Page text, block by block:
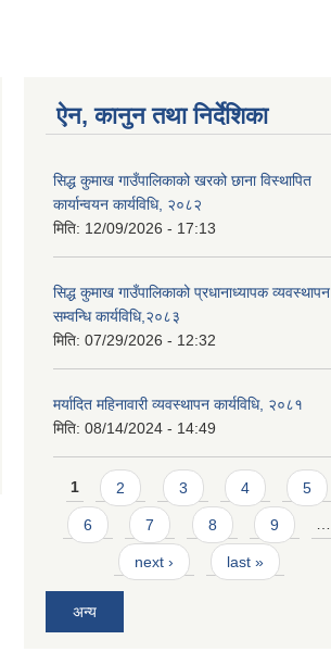
ऐन, कानुन तथा निर्देशिका
सिद्ध कुमाख गाउँपालिकाको खरको छाना विस्थापित
कार्यान्वयन कार्यविधि, २०८२
मिति: 12/09/2026 - 17:13
सिद्ध कुमाख गाउँपालिकाको प्रधानाध्यापक व्यवस्थापन
सम्वन्धि कार्यविधि,२०८३
मिति: 07/29/2026 - 12:32
मर्यादित महिनावारी व्यवस्थापन कार्यविधि, २०८१
मिति: 08/14/2024 - 14:49
Pages
1 2 3 4 5
6 7 8 9 …
next › last »
अन्य